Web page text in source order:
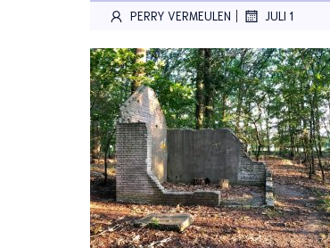
PERRY VERMEULEN | JULI 1